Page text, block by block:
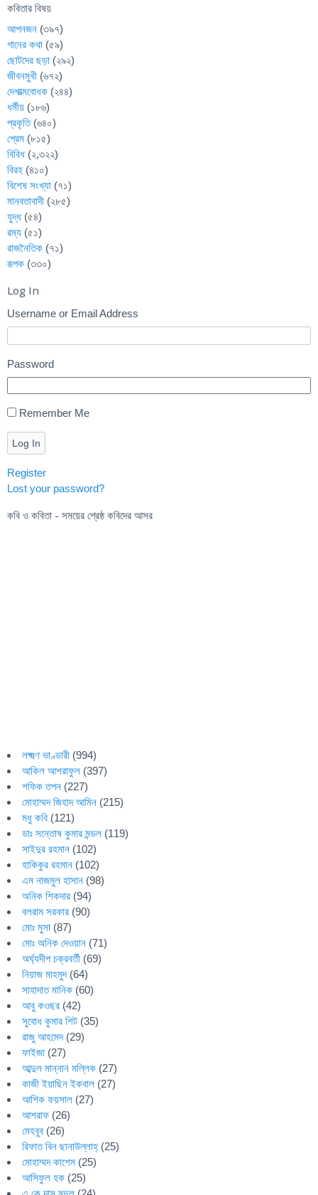
কবিতার বিষয়
আপনজন (৩৯৭)
গানের কথা (৫৯)
ছোটদের ছড়া (২৯২)
জীবনমুখী (৬৭২)
দেশাত্মবোধক (২৪৪)
ধর্মীয় (১৮৬)
প্রকৃতি(৬৪০)
প্রেম (৮১৫)
বিবিধ (২,৩২২)
বিরহ (৪১০)
বিশেষ সংখ্যা (৭১)
মানবতাবাদী (২৮৫)
যুদ্ধ (৫৪)
রম্য (৫১)
রাজনৈতিক (৭১)
রূপক (৩৩০)
Log In
Username or Email Address
Password
Remember Me
Log In
Register
Lost your password?
কবি ও কবিতা - সময়ের শ্রেষ্ঠ কবিদের আসর
লক্ষ্মণ ভাণ্ডারী (994)
আকিল আশরাফুল (397)
শফিক তপন (227)
মোহাম্মদ জিহাদ আমিন (215)
মধু কবি (121)
ডাঃ সন্তোষ কুমার মন্ডল (119)
সাইদুর রহমান (102)
হাকিকুর রহমান (102)
এম নাজমুল হাসান (98)
অনিক শিকদার (94)
বলরাম সরকার (90)
মোঃ মুসা (87)
মোঃ অনিক দেওয়ান (71)
অর্ঘ্যদীপ চক্রবর্তী (69)
নিয়াজ মাহমুদ(64)
সাহাদাত মানিক (60)
আবু কওছর (42)
সুবোধ কুমার শিট (35)
রাজু আহমেদ(29)
ফাইজা (27)
আব্দুল মান্নান মল্লিক (27)
কাজী ইয়াছিন ইকবাল (27)
আশিক ফয়সাল (27)
আশরাফ (26)
মেহবুব (26)
রিফাত বিন ছানাউল্লাহ্ (25)
মোহাম্মদ কাশেম (25)
আসিফুল হক (25)